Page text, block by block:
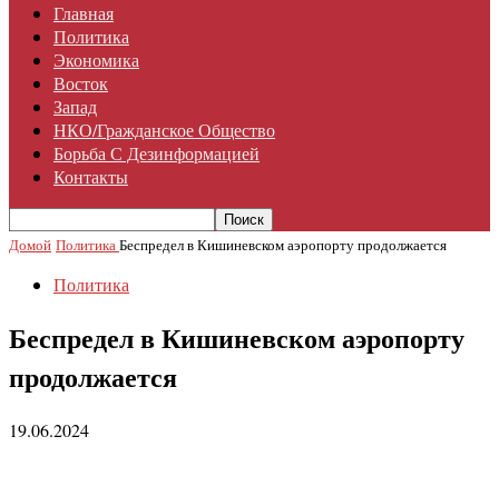
Главная
Политика
Экономика
Восток
Запад
НКО/гражданское Общество
Борьба С Дезинформацией
Контакты
Домой ПолитикаБеспредел в Кишиневском аэропорту продолжается
Политика
Беспредел в Кишиневском аэропорту
продолжается
19.06.2024